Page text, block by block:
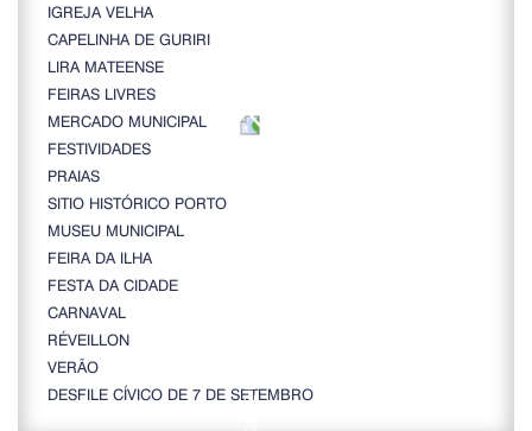
IGREJA VELHA
CAPELINHA DE GURIRI
LIRA MATEENSE
FEIRAS LIVRES
MERCADO MUNICIPAL
FESTIVIDADES
PRAIAS
SITIO HISTÓRICO PORTO
MUSEU MUNICIPAL
FEIRA DA ILHA
FESTA DA CIDADE
CARNAVAL
RÉVEILLON
VERÃO
DESFILE CÍVICO DE 7 DE SETEMBRO